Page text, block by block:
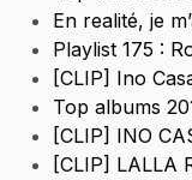
En realité, je
Playlist 175 :
[CLIP] Ino
Top albums
[CLIP] INO
[CLIP] LALLA